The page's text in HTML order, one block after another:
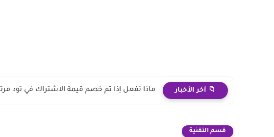
📁 آخر الأخبار ماذا تفعل إذا تم خصم قيمة الاشتراك في تود
قسم التقنية